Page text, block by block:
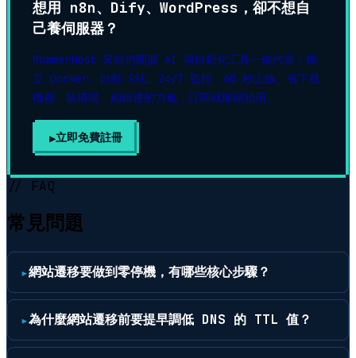
想用 n8n、Dify、WordPress，卻不想自
己養伺服器？
RoamerHost 幫你把開源 AI 與自動化工具一鍵代管：獨
立 Docker、自動 SSL、24/7 監控，60 秒上線。省下租
機器、裝環境、顧維運的力氣，訂閱就能開始用。
▶立即免費註冊
// FAQ
常見問題
網站遷移要做到零停機，有哪些核心步驟？
為什麼網站遷移前要提早調低 DNS 的 TTL 值？